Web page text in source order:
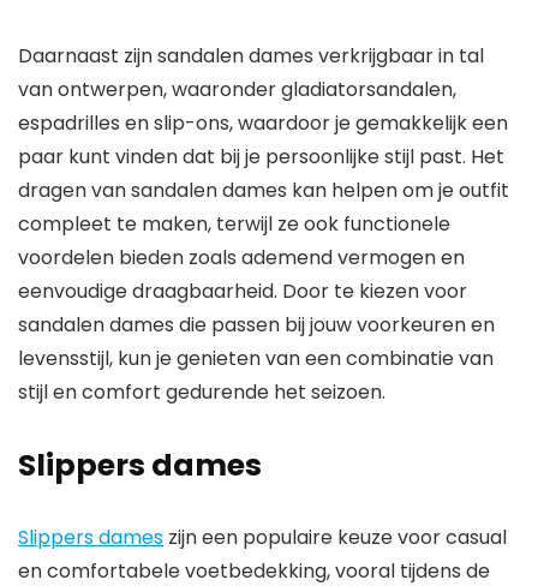
Daarnaast zijn sandalen dames verkrijgbaar in tal
van ontwerpen, waaronder gladiatorsandalen,
espadrilles en slip-ons, waardoor je gemakkelijk een
paar kunt vinden dat bij je persoonlijke stijl past. Het
dragen van sandalen dames kan helpen om je outfit
compleet te maken, terwijl ze ook functionele
voordelen bieden zoals ademend vermogen en
eenvoudige draagbaarheid. Door te kiezen voor
sandalen dames die passen bij jouw voorkeuren en
levensstijl, kun je genieten van een combinatie van
stijl en comfort gedurende het seizoen.
Slippers dames
Slippers dames zijn een populaire keuze voor casual
en comfortabele voetbedekking, vooral tijdens de